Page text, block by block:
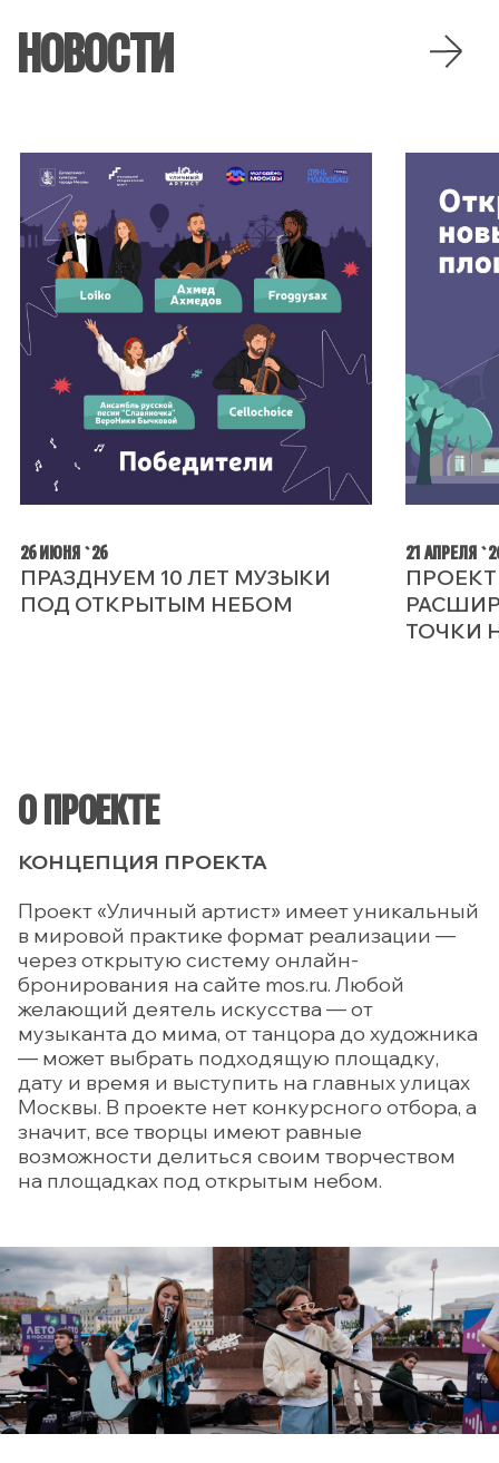
НОВОСТИ
26 ИЮНЯ `26
ПРАЗДНУЕМ 10 ЛЕТ МУЗЫКИ
ПОД ОТКРЫТЫМ НЕБОМ
21 АПРЕЛЯ
ТОЧКИ
О ПРОЕКТЕ
КОНЦЕПЦИЯ ПРОЕКТА
Проект «Уличный артист» имеет уникальный
в мировой практике формат реализации —
через открытую систему онлайн-
бронирования на сайте mos.ru. Любой
желающий деятель искусства — от
музыканта до мима, от танцора до художника
— может выбрать подходящую площадку,
дату и время и выступить на главных улицах
Москвы. В проекте нет конкурсного отбора, а
значит, все творцы имеют равные
возможности делиться своим творчеством
на площадках под открытым небом.